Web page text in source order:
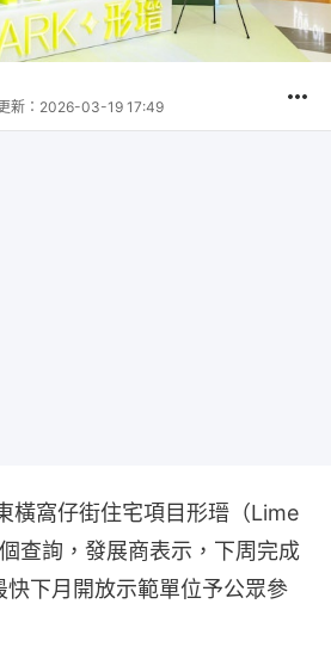
新： 2026-03-19 17:49
橫窩仔街住宅項目形瑨（Lime
查詢，發展商表示，下周完成
下月開放示範單位予公眾參